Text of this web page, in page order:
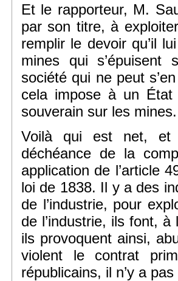
Et le rapporteur, M.
par son titre, à
remplir le devoir qu’il
mines qui s’épuisent
société qui ne peut
cela impose à un État
souverain sur les
Voilà qui est net, et
déchéance de la
application de l’article
loi de 1838. Il y a des
de l’industrie, pour
de l’industrie, ils font,
ils provoquent ainsi,
violent le contrat
républicains, il n’y a